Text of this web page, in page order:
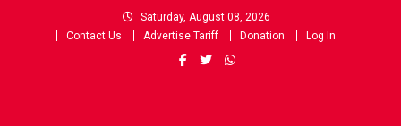
Saturday, August 08, 2026
Contact Us
Advertise Tariff Donation Log In